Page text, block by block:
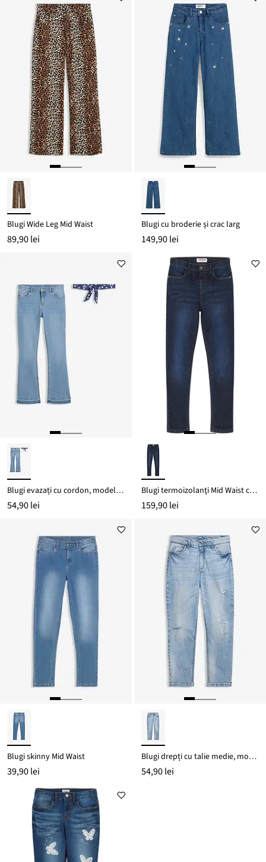
Blugi Wide Leg Mid Waist
89,90 lei
Blugi cu broderie și crac larg
149,90 lei
Blugi evazați cu cordon, model Mid Waist (set/2 piese)
54,90 lei
Blugi termoizolanţi Mid Waist cu căptușeală din jerse
159,90 lei
Blugi skinny Mid Waist
39,90 lei
Blugi drepți cu talie medie, model cropped
54,90 lei